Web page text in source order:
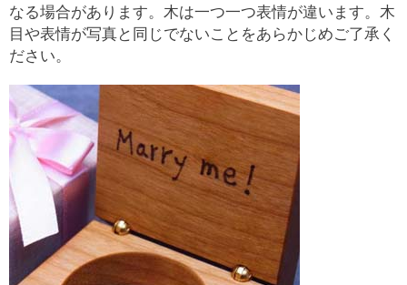
なる場合があります。木は一つ一つ表情が違います。木
目や表情が写真と同じでないことをあらかじめご了承く
ださい。